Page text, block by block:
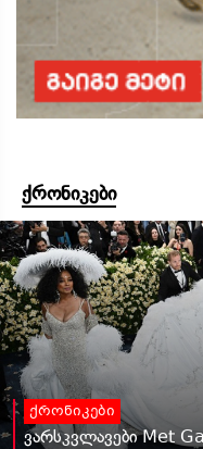
ქრონიკები
ქრონიკები
ვარსკვლავები Met